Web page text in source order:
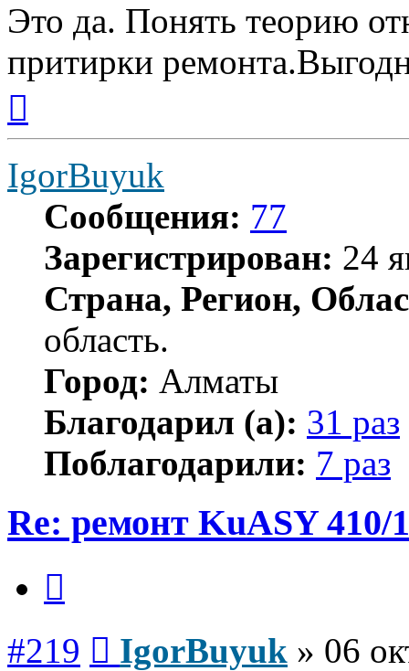
Это да. Понять теорию
притирки
началу
IgorBuyuk
Сообщения: 77
Зарегистрирован: 24
Страна, Регион,
область.
Город: Алматы
Благодарил (а): 31 раз
Поблагодарили: 7 раз
Re: ремонт KuASY 410/
#219 IgorBuyuk » 06